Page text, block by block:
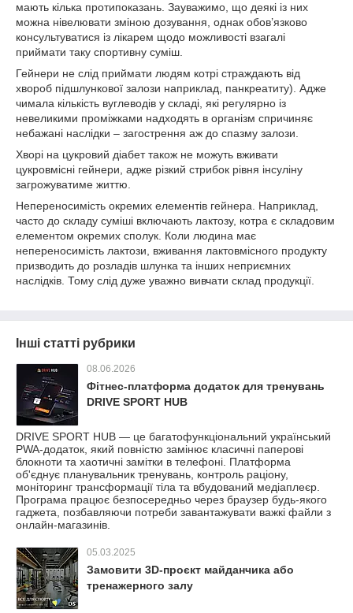
мають кілька протипоказань. Зауважимо, що деякі із них
можна нівелювати зміною дозування, однак обов’язково
консультуватися із лікарем щодо можливості взагалі
приймати таку спортивну суміш.
Гейнери не слід приймати людям котрі страждають від
хвороб підшлункової залози наприклад, панкреатиту). Адже
чимала кількість вуглеводів у складі, які регулярно із
невеликими проміжками надходять в організм спричиняє
небажані наслідки – загострення аж до спазму залози.
Хворі на цукровий діабет також не можуть вживати
цукровмісні гейнери, адже різкий стрибок рівня інсуліну
загрожуватиме життю.
Непереносимість окремих елементів гейнера. Наприклад,
часто до складу суміші включають лактозу, котра є складовим
елементом окремих сполук. Коли людина має
непереносимість лактози, вживання лактовмісного продукту
призводить до розладів шлунка та інших неприємних
наслідків. Тому слід дуже уважно вивчати склад продукції.
Інші статті рубрики
08.06.2026
Фітнес-платформа додаток для тренувань
DRIVE SPORT HUB
DRIVE SPORT HUB — це багатофункціональний український
PWA-додаток, який повністю замінює класичні паперові
блокноти та хаотичні замітки в телефоні. Платформа
об'єднує планувальник тренувань, контроль раціону,
моніторинг трансформації тіла та вбудований медіаплеєр.
Програма працює безпосередньо через браузер будь-якого
гаджета, позбавляючи потреби завантажувати важкі файли з
онлайн-магазинів.
05.03.2025
Замовити 3D-проєкт майданчика або
тренажерного залу